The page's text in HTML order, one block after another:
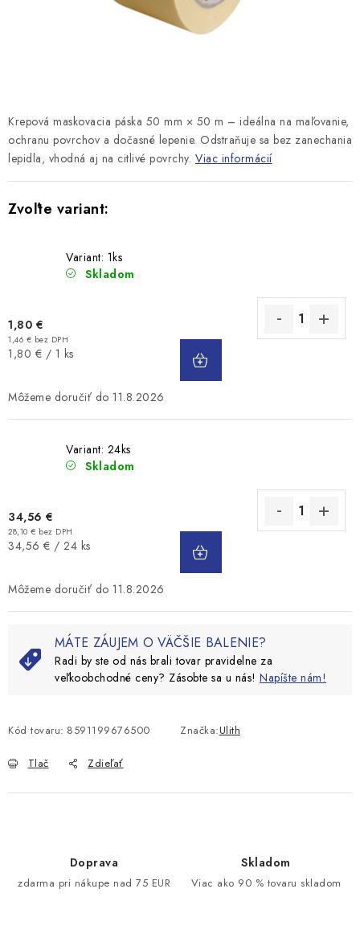
Krepová maskovacia páska 50 mm × 50 m – ideálna na maľovanie,
ochranu povrchov a dočasné lepenie. Odstraňuje sa bez zanechania
lepidla, vhodná aj na citlivé povrchy. Viac informácií
Variant: 1ks
Skladom
1,80 €
1,46 € bez DPH
Jednotková
1,80 € / 1 ks
11.8.2026
Variant: 24ks
Skladom
34,56 €
28,10 € bez DPH
Jednotková
34,56 € / 24 ks
11.8.2026
MÁTE ZÁUJEM O VÄČŠIE BALENIE?
Radi by ste od nás brali tovar pravidelne za
veľkoobchodné ceny? Zásobte sa u nás! Napíšte nám!
Kód tovaru: 8591199676500 Značka:Ulith
Tlač Zdieľať
Doprava
zdarma pri nákupe nad 75 EUR
Skladom
Viac ako 90 % tovaru skladom